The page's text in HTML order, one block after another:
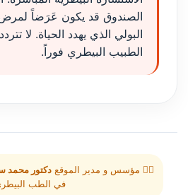
الصندوق قد يكون عَرَضاً لمرض
البولي الذي يهدد الحياة. لا
الطبيب البيطري فوراً.
👨‍⚕️ مؤسس و مدير الموقعدكتور محمد
في الطب